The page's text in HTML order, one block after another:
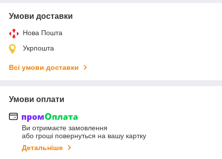
Умови доставки
Нова Пошта
Укрпошта
Всі умови доставки
Умови оплати
Ви отримаєте замовлення
або гроші повернуться на вашу картку
Детальніше